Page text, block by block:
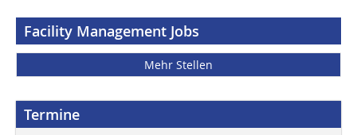
Facility Management Jobs
Mehr Stellen
Termine